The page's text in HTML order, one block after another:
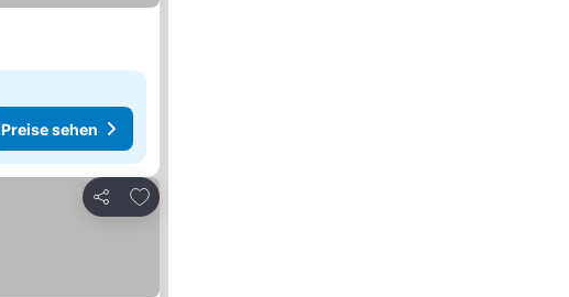
Preise sehen
Teilen
Zu Favoriten hinzufügen